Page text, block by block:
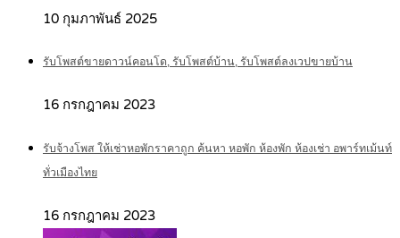
10 กุมภาพันธ์ 2025
รับโพสต์ขายดาวน์คอนโด, รับโพสต์บ้าน, รับโพสต์ลงเวปขายบ้าน
16 กรกฎาคม 2023
รับจ้างโพส ให้เช่าหอพักราคาถูก ค้นหา หอพัก ห้องพัก ห้องเช่า อพาร์ทเม้นท์
ทั่วเมืองไทย
16 กรกฎาคม 2023